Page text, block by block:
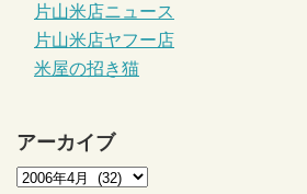
片山米店ニュース
片山米店ヤフー店
米屋の招き猫
アーカイブ